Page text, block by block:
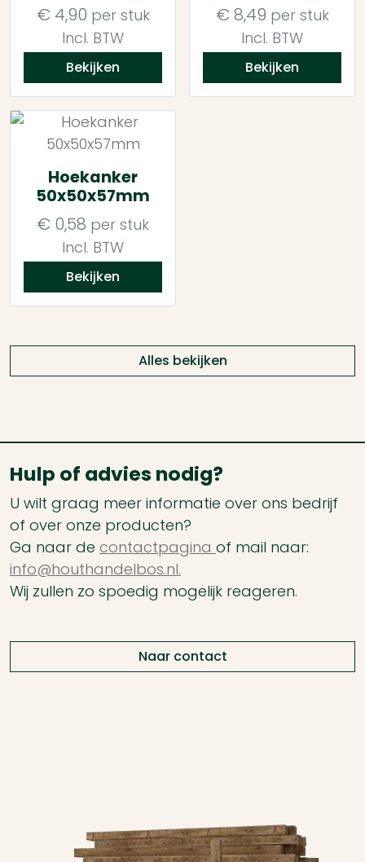
€ 4,90 per stuk
Incl. BTW
Bekijken
€ 8,49 per stuk
Incl. BTW
Bekijken
Hoekanker
50x50x57mm
€ 0,58 per stuk
Incl. BTW
Bekijken
Alles bekijken
Hulp of advies nodig?
U wilt graag meer informatie over ons bedrijf
of over onze producten?
Ga naar de contactpagina of mail naar:
info@houthandelbos.nl.
Wij zullen zo spoedig mogelijk reageren.
Naar contact